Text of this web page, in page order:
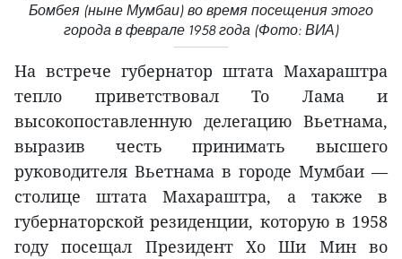
Бомбея (ныне Мумбаи) во время посещения этого
города в феврале 1958 года (Фото: ВИА)
На встрече губернатор штата Махараштра
тепло приветствовал То Лама и
высокопоставленную делегацию Вьетнама,
выразив честь принимать высшего
руководителя Вьетнама в городе Мумбаи —
столице штата Махараштра, а также в
губернаторской резиденции, которую в 1958
году посещал Президент Хо Ши Мин во